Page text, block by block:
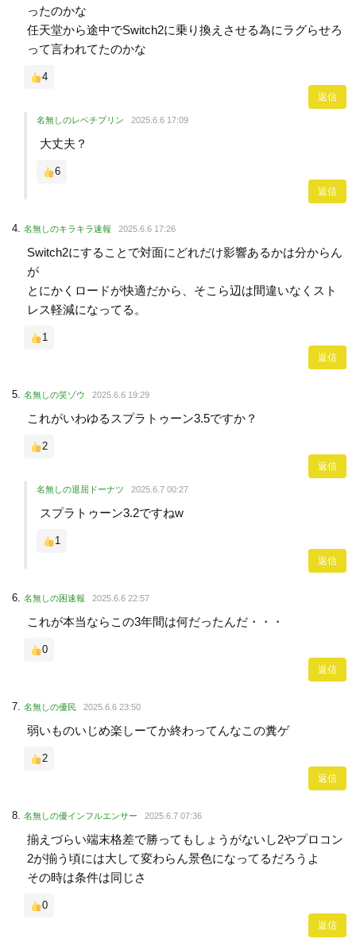
ったのかな
任天堂から途中でSwitch2に乗り換えさせる為にラグらせろ
って言われてたのかな
4
返信
名無しのレベチプリン 2025.6.6 17:09
大丈夫？
6
返信
名無しのキラキラ速報 2025.6.6 17:26
Switch2にすることで対面にどれだけ影響あるかは分からん
が
とにかくロードが快適だから、そこら辺は間違いなくスト
レス軽減になってる。
1
返信
名無しの笑ゾウ 2025.6.6 19:29
これがいわゆるスプラトゥーン3.5ですか？
2
返信
名無しの退屈ドーナツ 2025.6.7 00:27
スプラトゥーン3.2ですねw
1
返信
名無しの困速報 2025.6.6 22:57
これが本当ならこの3年間は何だったんだ・・・
0
返信
名無しの優民 2025.6.6 23:50
弱いものいじめ楽しーてか終わってんなこの糞ゲ
2
返信
名無しの優インフルエンサー 2025.6.7 07:36
揃えづらい端末格差で勝ってもしょうがないし2やプロコン
2が揃う頃には大して変わらん景色になってるだろうよ
その時は条件は同じさ
0
返信